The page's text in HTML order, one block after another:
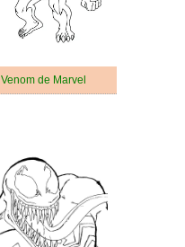
Venom de Marvel